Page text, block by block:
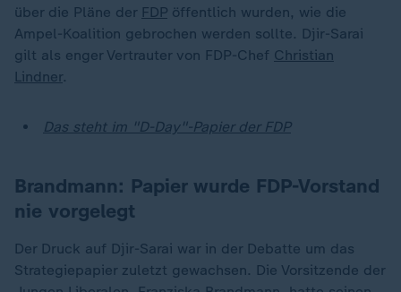
über die Pläne der FDP öffentlich wurden, wie die
Ampel-Koalition gebrochen werden sollte. Djir-Sarai
gilt als enger Vertrauter von FDP-Chef Christian
Lindner.
Das steht im "D-Day"-Papier der FDP
Brandmann: Papier wurde FDP-Vorstand
nie vorgelegt
Der Druck auf Djir-Sarai war in der Debatte um das
Strategiepapier zuletzt gewachsen. Die Vorsitzende der